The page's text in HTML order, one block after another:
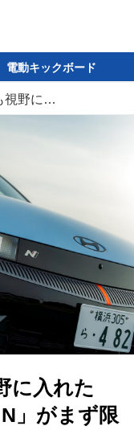
電動キックボード
モータースポーツも視野に入れたEV「ヒョンデ IONIQ 5 N」がまず限定50台で販売
に入れた
」がまず限